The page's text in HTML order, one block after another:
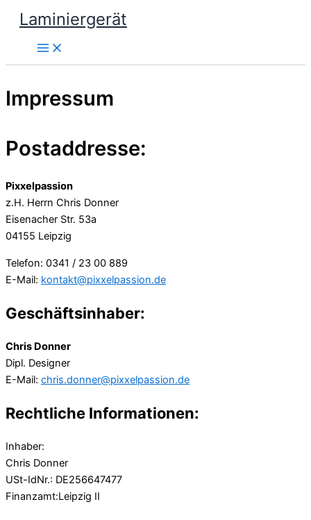
Zum
Inhalt
springen
Laminiergerät
Impressum
Postaddresse:
Pixxelpassion
z.H. Herrn Chris Donner
Eisenacher Str. 53a
04155 Leipzig
Telefon: 0341 / 23 00 889
E-Mail: kontakt@pixxelpassion.de
Geschäftsinhaber:
Chris Donner
Dipl. Designer
E-Mail: chris.donner@pixxelpassion.de
Rechtliche Informationen:
Inhaber:
Chris Donner
USt-IdNr.: DE256647477
Finanzamt:Leipzig II